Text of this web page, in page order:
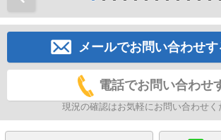
メールでお問い合わせ
電話でお問い合わせ
現況の確認はお気軽にお問い合わせく